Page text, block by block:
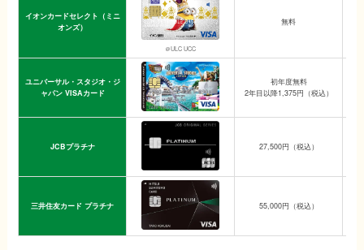
イオンカードセレクト（ミニ
オンズ）
＠ULC UCC
無料
ユニバーサル・スタジオ・ジ
ャパン VISAカード
初年度無料
2年目以降1,375円（税込）
JCBプラチナ 27,500円（税込）
三井住友カード プラチナ 55,000円（税込）